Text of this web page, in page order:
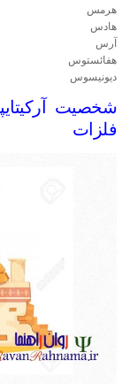
هرمس
هادس
آرس
هفائستوس
دیونیسوس
شخصیت
فلزات